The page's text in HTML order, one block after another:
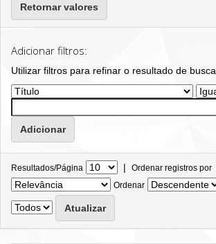
Retornar valores
Adicionar filtros:
Utilizar filtros para refinar o resultado de busca.
Resultados/Página | Ordenar registros por
Ordenar